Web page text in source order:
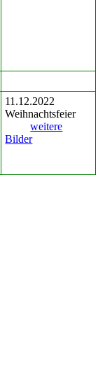
11.12.2022
Weihnachtsfeier
weitere
Bilder